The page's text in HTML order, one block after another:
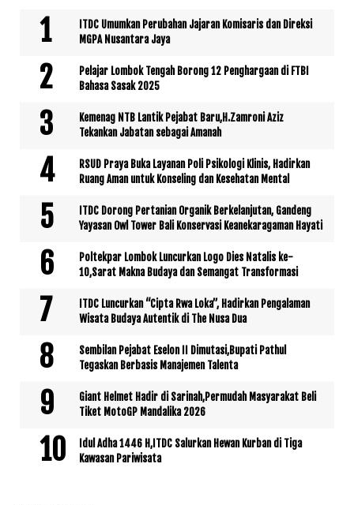
ITDC Umumkan Perubahan Jajaran Komisaris dan Direksi
MGPA Nusantara Jaya
Pelajar Lombok Tengah Borong 12 Penghargaan di FTBI
Bahasa Sasak 2025
Kemenag NTB Lantik Pejabat Baru,H.Zamroni Aziz
Tekankan Jabatan sebagai Amanah
RSUD Praya Buka Layanan Poli Psikologi Klinis, Hadirkan
Ruang Aman untuk Konseling dan Kesehatan Mental
ITDC Dorong Pertanian Organik Berkelanjutan, Gandeng
Yayasan Owl Tower Bali Konservasi Keanekaragaman Hayati
Poltekpar Lombok Luncurkan Logo Dies Natalis ke-
10,Sarat Makna Budaya dan Semangat Transformasi
ITDC Luncurkan “Cipta Rwa Loka”, Hadirkan Pengalaman
Wisata Budaya Autentik di The Nusa Dua
Sembilan Pejabat Eselon II Dimutasi,Bupati Pathul
Tegaskan Berbasis Manajemen Talenta
Giant Helmet Hadir di Sarinah,Permudah Masyarakat Beli
Tiket MotoGP Mandalika 2026
Idul Adha 1446 H,ITDC Salurkan Hewan Kurban di Tiga
Kawasan Pariwisata